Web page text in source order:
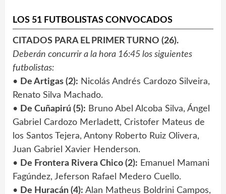
LOS 51 FUTBOLISTAS CONVOCADOS
CITADOS PARA EL PRIMER TURNO (26).
Deberán concurrir a la hora 16:45 los siguientes
futbolistas:
• De Artigas (2): Nicolás Andrés Cardozo Silveira,
Renato Silva Machado.
• De Cuñapirú (5): Bruno Abel Alcoba Silva, Ángel
Gabriel Cardozo Merladett, Cristofer Mateus de
los Santos Tejera, Antony Roberto Ruiz Olivera,
Juan Gabriel Xavier Henderson.
• De Frontera Rivera Chico (2): Emanuel Mamani
Fagúndez, Jeferson Rafael Medero Cuello.
• De Huracán (4): Alan Matheus Boldrini Campos,